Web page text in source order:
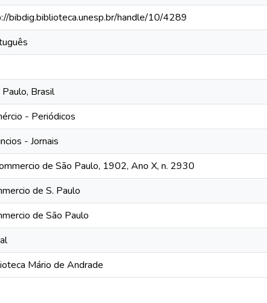
bibdig.biblioteca.unesp.br/handle/10/4289
Paulo, Brasil
- Periódicos
- Jornais
de São Paulo, 1902, Ano X, n. 2930
de S. Paulo
de São Paulo
Mário de Andrade